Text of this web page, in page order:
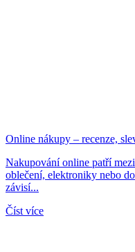
Online nákupy – recenze,
Nakupování online patří
oblečení, elektroniky nebo
závisí...
Číst více